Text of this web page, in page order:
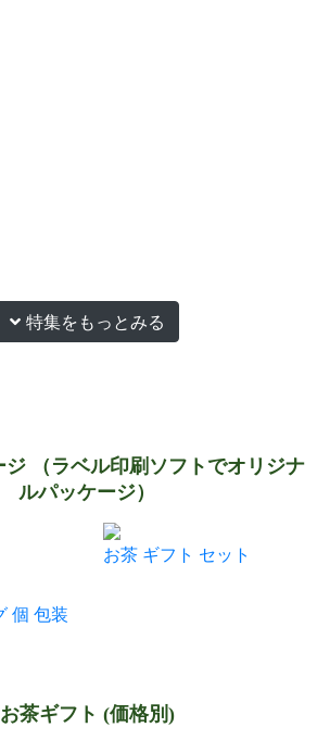
特集をもっとみる
（ラベル印刷ソフトでオリジナ
ルパッケージ）
お茶 ギフト セット
個 包装
お茶ギフト (価格別)